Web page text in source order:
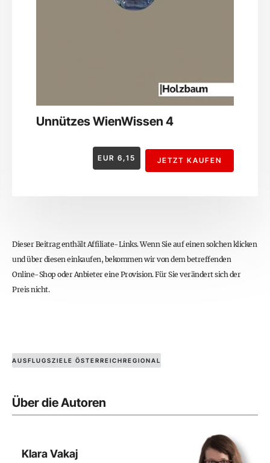
Unnützes WienWissen 4
EUR 6,15 JETZT KAUFEN
Dieser Beitrag enthält Affiliate-Links. Wenn Sie auf einen solchen klicken
und über diesen einkaufen, bekommen wir von dem betreffenden
Online-Shop oder Anbieter eine Provision. Für Sie verändert sich der
Preis nicht.
AUSFLUGSZIELE ÖSTERREICHREGIONAL
Über die Autoren
Klara Vakaj